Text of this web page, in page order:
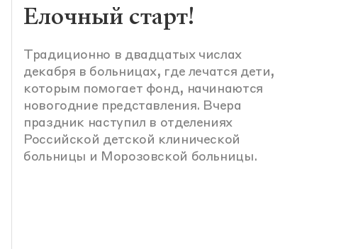
Елочный старт!
Традиционно в двадцатых числах
декабря в больницах, где лечатся дети,
которым помогает фонд, начинаются
новогодние представления. Вчера
праздник наступил в отделениях
Российской детской клинической
больницы и Морозовской больницы.